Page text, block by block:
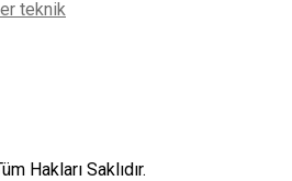
Hakları Saklıdır.